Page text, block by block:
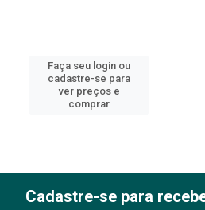
Faça seu login ou
cadastre-se para
ver preços e
comprar
Cadastre-se para